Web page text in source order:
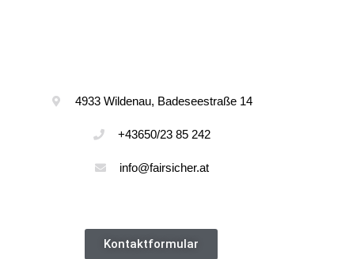
4933 Wildenau, Badeseestraße 14
+43650/23 85 242
info@fairsicher.at
Kontaktformular